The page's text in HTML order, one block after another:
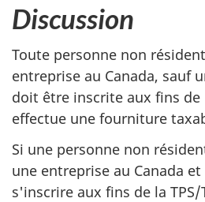
Discussion
Toute personne non
entreprise au Canada, sauf
doit être inscrite aux fins de
effectue une fourniture
Si une personne non
une entreprise au Canada
s'inscrire aux fins de la